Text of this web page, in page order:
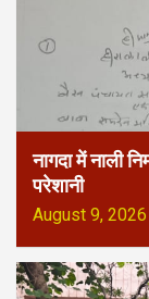
नागदा में नाली
परेशानी
August 9, 2026